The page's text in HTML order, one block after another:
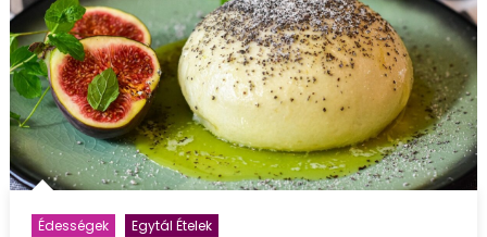
Édességek Egytál Ételek